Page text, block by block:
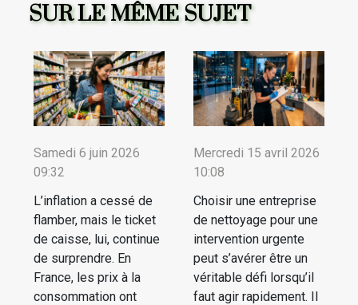
SUR LE MÊME SUJET
Samedi 6 juin 2026
09:32
L’inflation a cessé de
flamber, mais le ticket
de caisse, lui, continue
de surprendre. En
France, les prix à la
consommation ont
Mercredi 15 avril 2026
10:08
Choisir une entreprise
de nettoyage pour une
intervention urgente
peut s’avérer être un
véritable défi lorsqu’il
faut agir rapidement. Il